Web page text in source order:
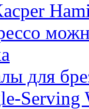
для
Serving